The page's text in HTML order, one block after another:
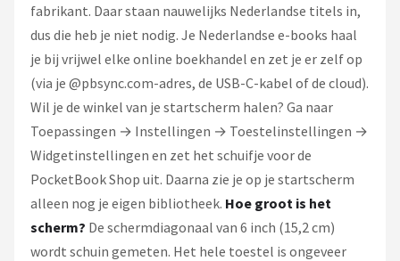
fabrikant. Daar staan nauwelijks Nederlandse titels in,
dus die heb je niet nodig. Je Nederlandse e-books haal
je bij vrijwel elke online boekhandel en zet je er zelf op
(via je @pbsync.com-adres, de USB-C-kabel of de cloud).
Wil je de winkel van je startscherm halen? Ga naar
Toepassingen → Instellingen → Toestelinstellingen →
Widgetinstellingen en zet het schuifje voor de
PocketBook Shop uit. Daarna zie je op je startscherm
alleen nog je eigen bibliotheek. Hoe groot is het
scherm? De schermdiagonaal van 6 inch (15,2 cm)
wordt schuin gemeten. Het hele toestel is ongeveer